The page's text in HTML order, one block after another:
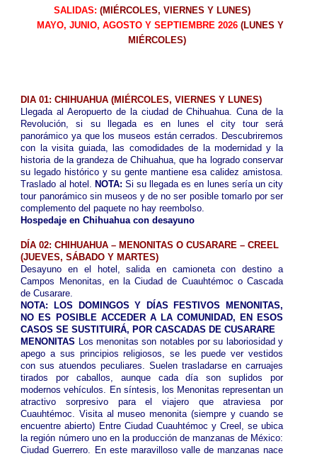
SALIDAS: (MIÉRCOLES, VIERNES Y LUNES)
MAYO, JUNIO, AGOSTO Y SEPTIEMBRE 2026 (LUNES Y
MIÉRCOLES)
DIA 01: CHIHUAHUA (MIÉRCOLES, VIERNES Y LUNES)
Llegada al Aeropuerto de la ciudad de Chihuahua. Cuna de la
Revolución, si su llegada es en lunes el city tour será
panorámico ya que los museos están cerrados. Descubriremos
con la visita guiada, las comodidades de la modernidad y la
historia de la grandeza de Chihuahua, que ha logrado conservar
su legado histórico y su gente mantiene esa calidez amistosa.
Traslado al hotel. NOTA: Si su llegada es en lunes sería un city
tour panorámico sin museos y de no ser posible tomarlo por ser
complemento del paquete no hay reembolso.
Hospedaje en Chihuahua con desayuno
DÍA 02: CHIHUAHUA – MENONITAS O CUSARARE – CREEL
(JUEVES, SÁBADO Y MARTES)
Desayuno en el hotel, salida en camioneta con destino a
Campos Menonitas, en la Ciudad de Cuauhtémoc o Cascada
de Cusarare.
NOTA: LOS DOMINGOS Y DÍAS FESTIVOS MENONITAS,
NO ES POSIBLE ACCEDER A LA COMUNIDAD, EN ESOS
CASOS SE SUSTITUIRÁ, POR CASCADAS DE CUSARARE
MENONITAS Los menonitas son notables por su laboriosidad y
apego a sus principios religiosos, se les puede ver vestidos
con sus atuendos peculiares. Suelen trasladarse en carruajes
tirados por caballos, aunque cada día son suplidos por
modernos vehículos. En síntesis, los Menonitas representan un
atractivo sorpresivo para el viajero que atraviesa por
Cuauhtémoc. Visita al museo menonita (siempre y cuando se
encuentre abierto) Entre Ciudad Cuauhtémoc y Creel, se ubica
la región número uno en la producción de manzanas de México:
Ciudad Guerrero. En este maravilloso valle de manzanas nace